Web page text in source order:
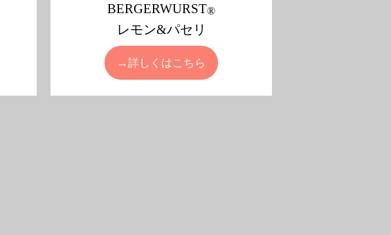
BERGERWURST®
レモン&パセリ
→詳しくはこちら